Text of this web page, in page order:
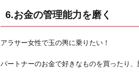
7.
ブ
ラ
ド
6.お金の管理能力を磨く
アラサー女性で玉の輿に乗りたい！
パートナーのお金で好きなものを買ったり